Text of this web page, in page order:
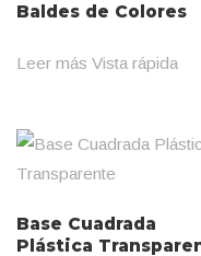
Baldes de Colores
Leer más Vista rápida
Base Cuadrada
Plástica